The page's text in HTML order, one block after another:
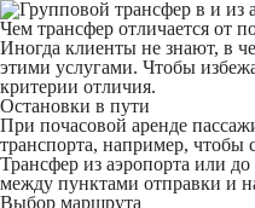
Чем трансфер отличается от
Иногда клиенты не знают, в
этими услугами. Чтобы
критерии отличия.
Остановки в пути
При почасовой аренде
транспорта, например, чтобы
Трансфер из аэропорта или до
между пунктами отправки и
Выбор маршрута